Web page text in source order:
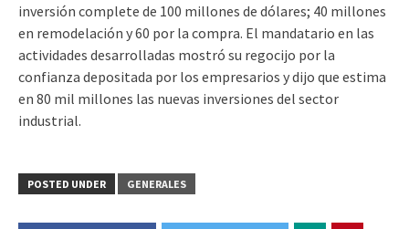
inversión complete de 100 millones de dólares; 40 millones
en remodelación y 60 por la compra. El mandatario en las
actividades desarrolladas mostró su regocijo por la
confianza depositada por los empresarios y dijo que estima
en 80 mil millones las nuevas inversiones del sector
industrial.
POSTED UNDER GENERALES